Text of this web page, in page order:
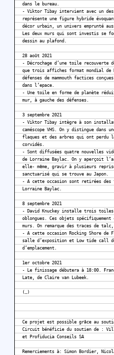
dans le bureau.
- Viktor Tibay intervient avec un
représente une figure hybride
décor urbain, un univers emprunté
Les deux murs qui sont investis se
dessin au plafond.
28 août 2021
- Décrochage d’une toile
que trois affiches format mondial
défenses de mammouth factices
dans l’epace.
- Une toile en forme de planète
mur, à gauche des défenses.
3 septembre 2021
- Viktor Tibay intègre à son
caméscope VHS. On y distingue dans
flaques et des arbres qui ont perdu
corvidés.
- Sont diffusées quatre nouvelles
de Lorraine Baylac. On y aperçoit
elle- même, gravir à plusieurs
sanctuarisé qui se trouve au Japon.
- A cette occasion sont retirées des
Lorraine Baylac.
8 septembre 2021
- David Knuckey installe trois
oblongues. Ces objets
murs. On remarque des traces de
- A cette occasion Rocking Shore de
salle d’exposition et Low tide call
d’emplacement.
1er octobre 2021
- Le finissage débutera à 18:00.
Late, de Claire van Lubeek.
(…)
Ce projet est possible grâce au
Circuit bénéficie du soutien de : Ville
et Profiducia Conseils SA
Remerciements à: Simon Bordier,